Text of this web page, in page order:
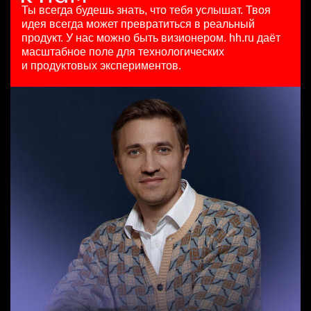
4 авг. 2026
150000 ₽
Нижний Новгород
HeadHunter::Коммерческий департамент
111800 - 186500 ₽
Ярославль
Менеджер по продажам крупному бизнесу
HeadHunter::Телефонные продажи
4 авг. 2026
з/п не указана
Москва
Младший SEO специалист
HeadHunter::Департамент маркетинга
10 июл. 2026
з/п не указана
Москва
Ты всегда будешь знать, что тебя услышат. Твоя
идея всегда может превратиться в реальный
продукт. У нас можно быть визионером. hh.ru даёт
масштабное поле для технологических
и продуктовых экспериментов.